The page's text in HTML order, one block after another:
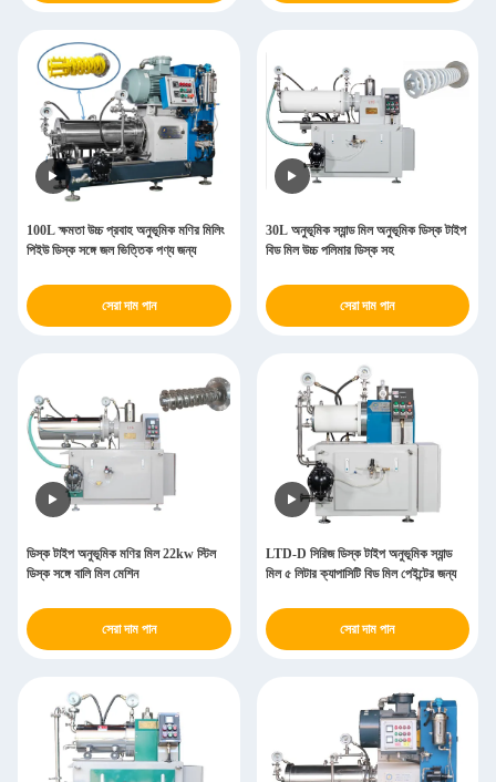
100L ক্ষমতা উচ্চ প্রবাহ অনুভূমিক মণির মিলিং
পিইউ ডিস্ক সঙ্গে জল ভিত্তিক পণ্য জন্য
সেরা দাম পান
30L অনুভূমিক স্যান্ড মিল অনুভূমিক ডিস্ক টাইপ
বিড মিল উচ্চ পলিমার ডিস্ক সহ
সেরা দাম পান
ডিস্ক টাইপ অনুভূমিক মণির মিল 22kw স্টিল
ডিস্ক সঙ্গে বালি মিল মেশিন
সেরা দাম পান
LTD-D সিরিজ ডিস্ক টাইপ অনুভূমিক স্যান্ড
মিল ৫ লিটার ক্যাপাসিটি বিড মিল পেইন্টের জন্য
সেরা দাম পান